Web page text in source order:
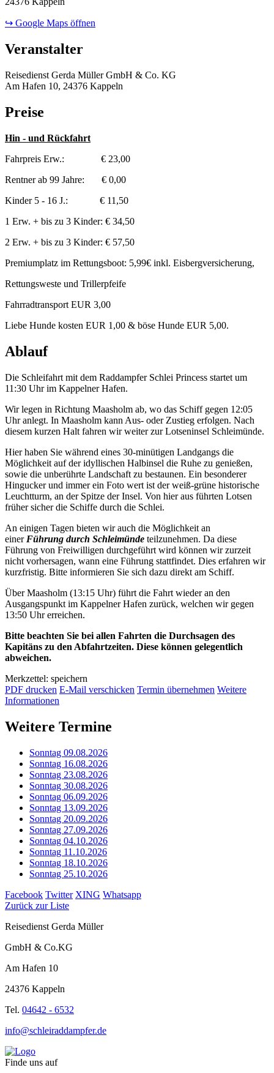
↪ Google Maps öffnen
Veranstalter
Reisedienst Gerda Müller GmbH & Co. KG
Am Hafen 10, 24376 Kappeln
Preise
Hin - und Rückfahrt
Fahrpreis Erw.: € 23,00
Rentner ab 99 Jahre: € 0,00
Kinder 5 - 16 J.: € 11,50
1 Erw. + bis zu 3 Kinder: € 34,50
2 Erw. + bis zu 3 Kinder: € 57,50
Premiumplatz im Rettungsboot: 5,99€ inkl. Eisbergversicherung,
Rettungsweste und Trillerpfeife
Fahrradtransport EUR 3,00
Liebe Hunde kosten EUR 1,00 & böse Hunde EUR 5,00.
Ablauf
Die Schleifahrt mit dem Raddampfer Schlei Princess startet um
11:30 Uhr im Kappelner Hafen.
Wir legen in Richtung Maasholm ab, wo das Schiff gegen 12:05
Uhr anlegt. In Maasholm kann Aus- oder Zustieg erfolgen. Nach
diesem kurzen Halt fahren wir weiter zur Lotseninsel Schleimünde.
Hier haben Sie während eines 30-minütigen Landgangs die
Möglichkeit auf der idyllischen Halbinsel die Ruhe zu genießen,
sowie die unberührte Landschaft zu bestaunen. Ein besonderer
Hingucker und immer ein Foto wert ist der weiß-grüne historische
Leuchtturm, an der Spitze der Insel. Von hier aus führten Lotsen
früher sicher die Schiffe durch die Schlei.
An einigen Tagen bieten wir auch die Möglichkeit an
einer Führung durch Schleimünde teilzunehmen. Da diese
Führung von Freiwilligen durchgeführt wird können wir zurzeit
nicht vorhersagen, wann eine Führung stattfindet. Dies erfahren wir
kurzfristig. Bitte informieren Sie sich dazu direkt am Schiff.
Über Maasholm (13:15 Uhr) führt die Fahrt wieder an den
Ausgangspunkt im Kappelner Hafen zurück, welchen wir gegen
13:50 Uhr erreichen.
Bitte beachten Sie bei allen Fahrten die Durchsagen des
Kapitäns zu den Abfahrtzeiten. Diese können gelegentlich
abweichen.
Merkzettel: speichern
PDF drucken E-Mail verschicken Termin übernehmen Weitere
Informationen
Weitere Termine
Sonntag 09.08.2026
Sonntag 16.08.2026
Sonntag 23.08.2026
Sonntag 30.08.2026
Sonntag 06.09.2026
Sonntag 13.09.2026
Sonntag 20.09.2026
Sonntag 27.09.2026
Sonntag 04.10.2026
Sonntag 11.10.2026
Sonntag 18.10.2026
Sonntag 25.10.2026
Facebook Twitter XING Whatsapp
Zurück zur Liste
Reisedienst Gerda Müller
GmbH & Co.KG
Am Hafen 10
24376 Kappeln
Tel. 04642 - 6532
info@schleiraddampfer.de
Finde uns auf